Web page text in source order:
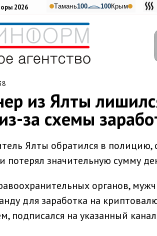
Тамань100 100Крым
2026
из Ялты
за схемы
Ялты обратился в полицию,
потерял значительную сумму
органов,
для заработка на
подписался на указанный